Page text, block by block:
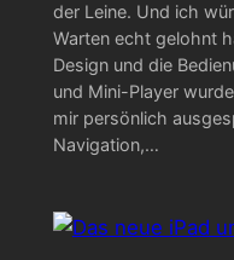
der Leine. Und ich
Warten echt gelohnt
Design und die
und Mini-Player
mir persönlich
Navigation,…